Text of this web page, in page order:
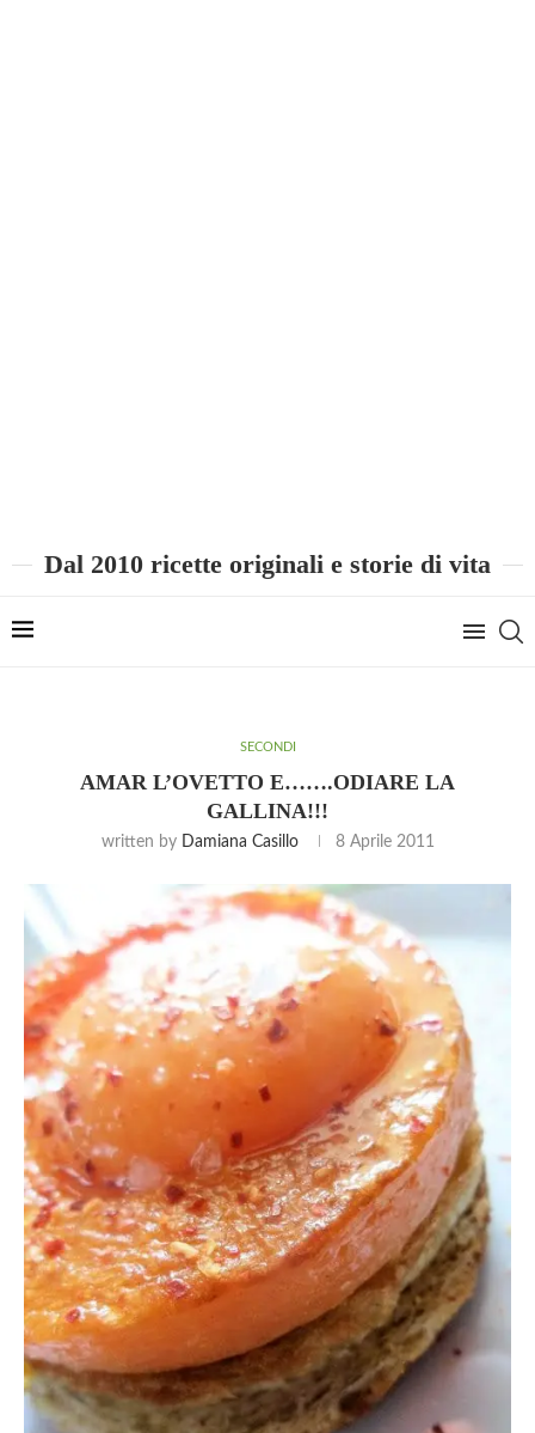
Dal 2010 ricette originali e storie di vita
SECONDI
AMAR L’OVETTO E…….ODIARE LA
GALLINA!!!
written by Damiana Casillo 8 Aprile 2011